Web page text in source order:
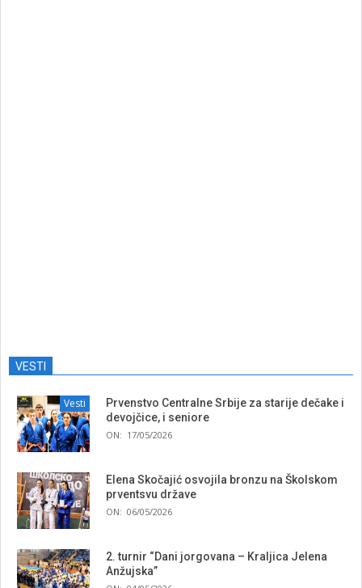
VESTI
Vesti
Prvenstvo Centralne Srbije za starije dečake i
devojčice, i seniore
ON: 17/05/2026
Elena Skočajić osvojila bronzu na Školskom
prventsvu države
ON: 06/05/2026
2. turnir “Dani jorgovana – Kraljica Jelena
Anžujska”